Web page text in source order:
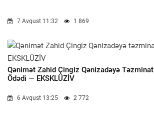
7 Avqust 11:32 1 869
Qənimət Zahid Çingiz Qənizadəyə Təzminat
Ödədi — EKSKLÜZİV
6 Avqust 13:25 2 772